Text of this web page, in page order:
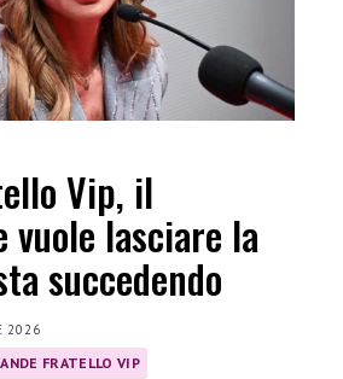
Vip, il
vuole lasciare la
succedendo
2026
FRATELLO VIP